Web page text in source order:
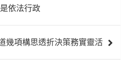
依法行政
幾項構思透折決策務實靈活